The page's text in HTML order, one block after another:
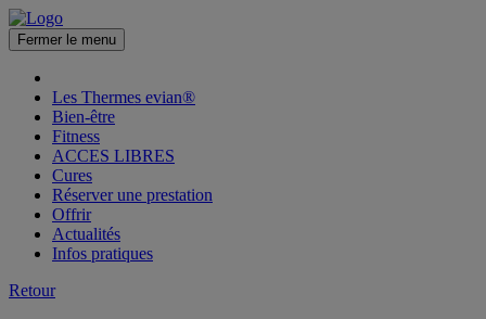
Fermer le menu
Les Thermes evian®
Bien-être
Fitness
ACCES LIBRES
Cures
Réserver une prestation
Offrir
Actualités
Infos pratiques
Retour